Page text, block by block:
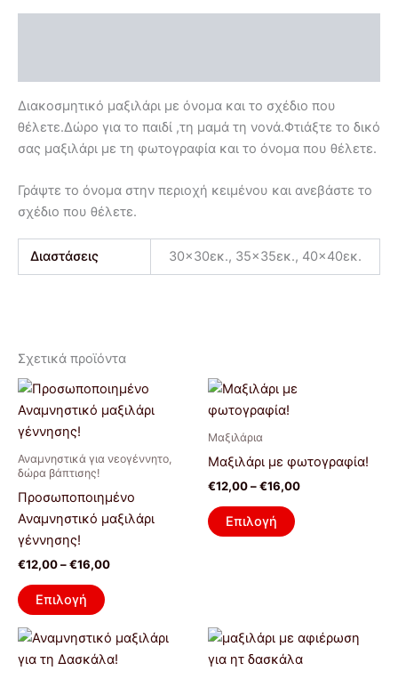
Διακοσμητικό μαξιλάρι με όνομα και το σχέδιο που
θέλετε.Δώρο για το παιδί ,τη μαμά τη νονά.Φτιάξτε το δικό
σας μαξιλάρι με τη φωτογραφία και το όνομα που θέλετε.
Γράψτε το όνομα στην περιοχή κειμένου και ανεβάστε το
σχέδιο που θέλετε.
Διαστάσεις 30×30εκ., 35×35εκ., 40×40εκ.
Σχετικά προϊόντα
Αναμνηστικά για νεογέννητο,
δώρα βάπτισης!
Προσωποποιημένο
Αναμνηστικό μαξιλάρι
γέννησης!
€12,00–€16,00
Price
range:
€12,00
Επιλογή
Αυτό
το
παραλλαγές.
Οι
μπορούν
επιλεγούν
σελίδα
του
Μαξιλάρια
Μαξιλάρι με φωτογραφία!
€12,00–€16,00
Επιλογή
Αυτό
πολλαπλές
παραλλαγές.
Οι
σελίδα
του
Price
range:
€12,00
Αυτό
το
Price
range:
€12,00
Αυτό
το